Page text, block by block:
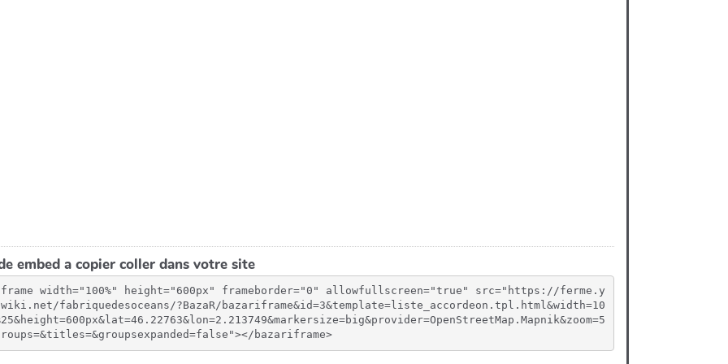
embed a copier coller dans votre site
width="100%" height="600px" frameborder="0" allowfullscreen="true" src="https://ferme.y
fabriquedesoceans/?BazaR/bazariframe&id=3&template=liste_accordeon.tpl.html&width=10
bazariframe>